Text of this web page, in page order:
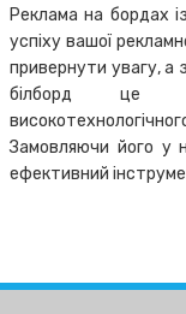
Реклама на бордах
успіху вашої
привернути увагу, а
білборд це
Замовляючи його у
ефективний